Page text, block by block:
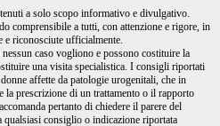
a solo scopo informativo e divulgativo.
comprensibile a tutti, con attenzione e rigore, in
e riconosciute ufficialmente.
caso vogliono e possono costituire la
una visita specialistica. I consigli riportati
affette da patologie urogenitali, che in
la prescrizione di un trattamento o il rapporto
pertanto di chiedere il parere del
consiglio o indicazione riportata